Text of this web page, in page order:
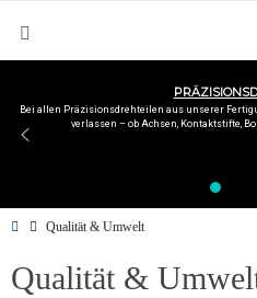
Bei allen Präzisionsdrehteilen aus unserer
verlassen – ob Achsen, Kontaktstifte,
Qualität & Umwelt
Qualität &